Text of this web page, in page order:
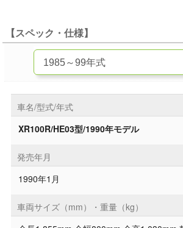
【スペック・仕様】
車名/型式/年式
XR100R/HE03型/1990年モデル
発売年月
1990年1月
車両サイズ（mm）・重量（kg）